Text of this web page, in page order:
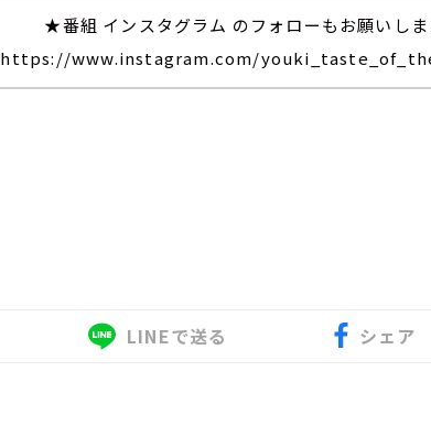
★番組 インスタグラム のフォローもお願いし
https://www.instagram.com/
LINEで送る シェア